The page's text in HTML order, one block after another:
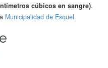
cúbicos en sangre).
Municipalidad de Esquel.